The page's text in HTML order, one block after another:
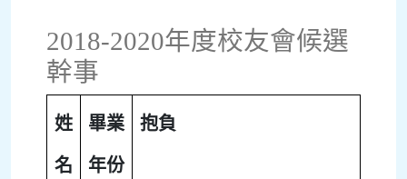
2018-2020年度校友會候選
幹事
姓
名
畢業
年份
抱負